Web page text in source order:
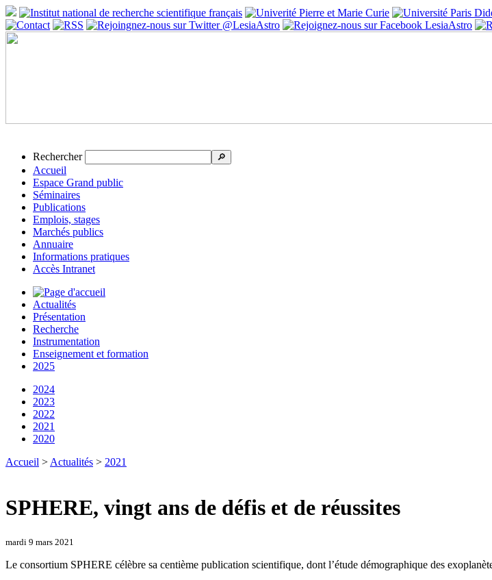
Rechercher 🔎
Accueil
Espace Grand public
Séminaires
Publications
Emplois, stages
Marchés publics
Annuaire
Informations pratiques
Accès Intranet
Actualités
Présentation
Recherche
Instrumentation
Enseignement et formation
2025
2024
2023
2022
2021
2020
Accueil > Actualités > 2021
SPHERE, vingt ans de défis et de réussites
mardi 9 mars 2021
Le consortium SPHERE célèbre sa centième publication scientifique, dont l’étude démographique des